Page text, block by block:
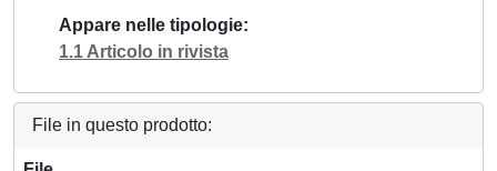
Appare nelle tipologie
1.1 Articolo in rivista
File in questo prodotto: